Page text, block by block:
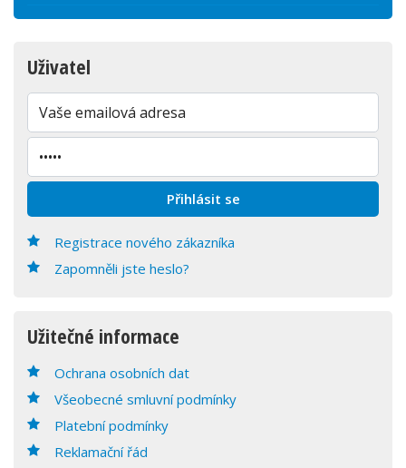
Uživatel
Registrace nového zákazníka
Zapomněli jste heslo?
Užitečné informace
Ochrana osobních dat
Všeobecné smluvní podmínky
Platební podmínky
Reklamační řád